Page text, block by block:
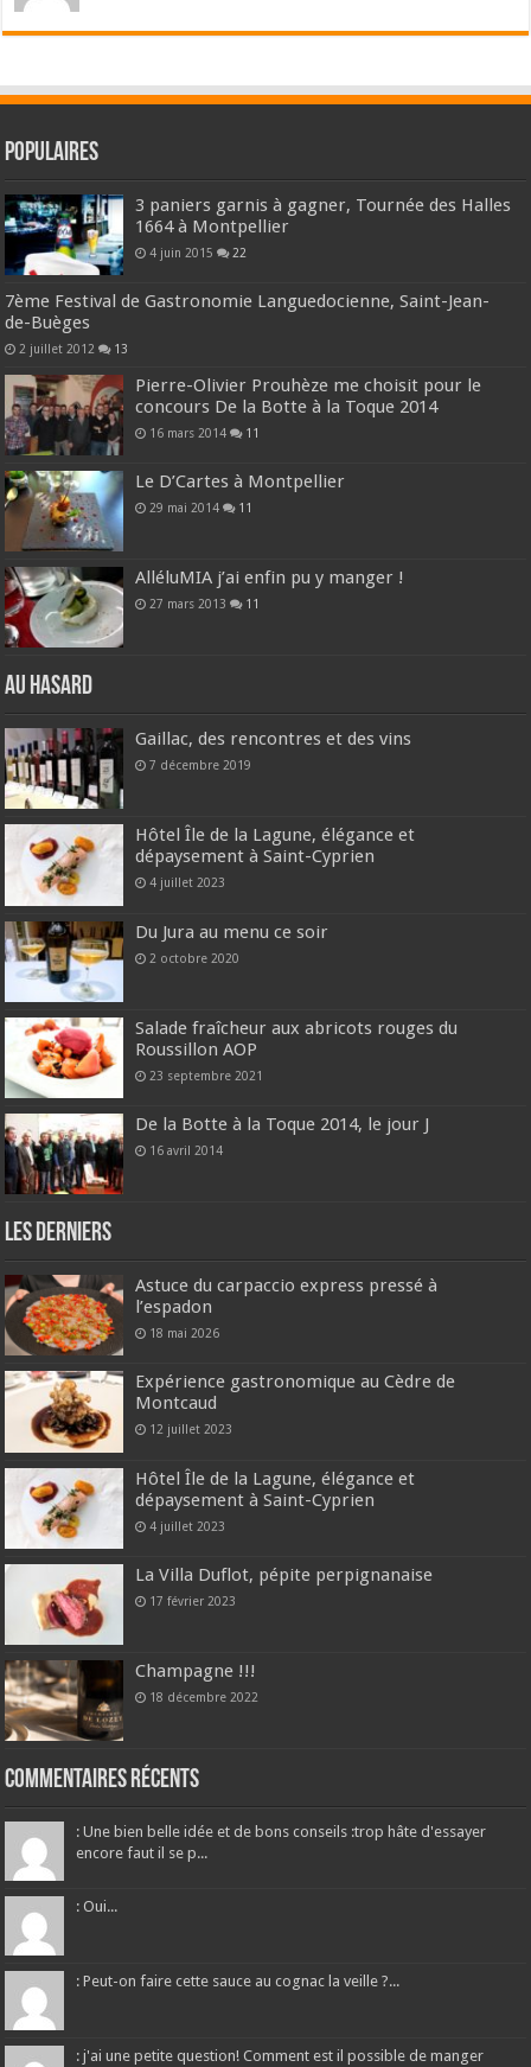
Populaires
3 paniers garnis à gagner, Tournée des Halles
1664 à Montpellier
4 juin 2015 22
7ème Festival de Gastronomie Languedocienne, Saint-Jean-
de-Buèges
2 juillet 2012 13
Pierre-Olivier Prouhèze me choisit pour le
concours De la Botte à la Toque 2014
16 mars 2014 11
Le D’Cartes à Montpellier
29 mai 2014 11
AlléluMIA j’ai enfin pu y manger !
27 mars 2013 11
Au hasard
Gaillac, des rencontres et des vins
7 décembre 2019
Hôtel Île de la Lagune, élégance et
dépaysement à Saint-Cyprien
4 juillet 2023
Du Jura au menu ce soir
2 octobre 2020
Salade fraîcheur aux abricots rouges du
Roussillon AOP
23 septembre 2021
De la Botte à la Toque 2014, le jour J
16 avril 2014
Les derniers
Astuce du carpaccio express pressé à
l’espadon
18 mai 2026
Expérience gastronomique au Cèdre de
Montcaud
12 juillet 2023
Hôtel Île de la Lagune, élégance et
dépaysement à Saint-Cyprien
4 juillet 2023
La Villa Duflot, pépite perpignanaise
17 février 2023
Champagne !!!
18 décembre 2022
Commentaires récents
: Une bien belle idée et de bons conseils :trop hâte d'essayer
encore faut il se p...
: Oui...
: Peut-on faire cette sauce au cognac la veille ?...
: j'ai une petite question! Comment est il possible de manger